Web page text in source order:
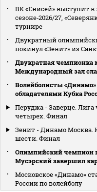
ВК «Енисей» выступит
сезоне‑2026/27,
турнире
Двукратный
покинул «Зенит» из
Двукратная чемпионка
Международный зал
Волейболисты
обладателями Кубка
Перуджа - Заверце.
четырех. Финал
Зенит - Динамо Москва.
шести. Финал
Олимпийский чемпион
Мусэрский завершил
Московское «Динамо»
России по волейболу